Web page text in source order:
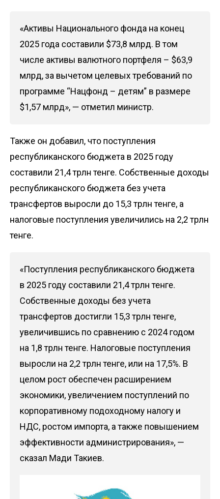
«Активы Национального фонда на конец
2025 года составили $73,8 млрд. В том
числе активы валютного портфеля – $63,9
млрд, за вычетом целевых требований по
программе “Нацфонд – детям” в размере
$1,57 млрд», — отметил министр.
Также он добавил, что поступления
республиканского бюджета в 2025 году
составили 21,4 трлн тенге. Собственные доходы
республиканского бюджета без учета
трансфертов выросли до 15,3 трлн тенге, а
налоговые поступления увеличились на 2,2 трлн
тенге.
«Поступления республиканского бюджета
в 2025 году составили 21,4 трлн тенге.
Собственные доходы без учета
трансфертов достигли 15,3 трлн тенге,
увеличившись по сравнению с 2024 годом
на 1,8 трлн тенге. Налоговые поступления
выросли на 2,2 трлн тенге, или на 17,5%. В
целом рост обеспечен расширением
экономики, увеличением поступлений по
корпоративному подоходному налогу и
НДС, ростом импорта, а также повышением
эффективности администрирования», —
сказал Мади Такиев.